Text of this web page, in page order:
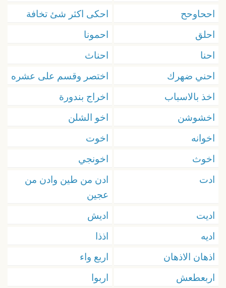
اححاوحح
احكى اكثر شئ تخافة
احلق
احمونا
احنا
احناث
احني ضهرك
اختصر وقسم على عشره
اخذ بالاسباب
اخراج بندورة
اخشوشن
اخو الشلن
اخوانه
اخوت
اخوث
اخونجي
ادت
ادن من طين وادن من
عجين
اديت
اديش
اديه
اذذا
اذهان الاذهان
اربع واء
اربعطعش
اربوا